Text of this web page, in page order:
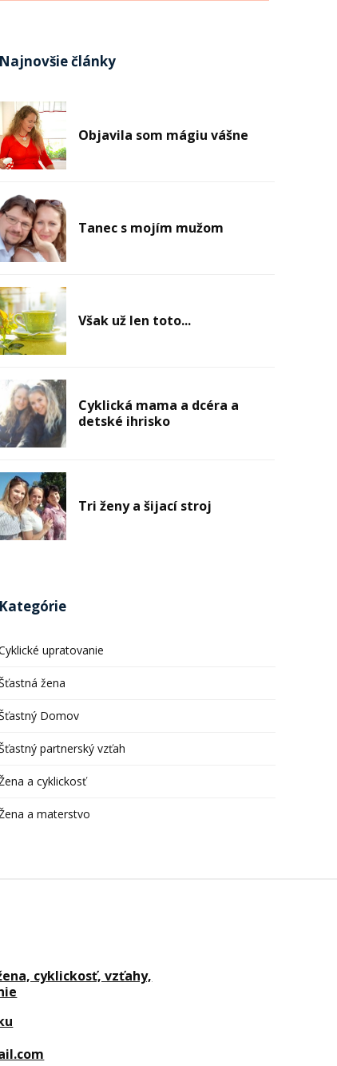
Najnovšie články
Objavila som mágiu vášne
Tanec s mojím mužom
Však už len toto...
Cyklická mama a dcéra a
detské ihrisko
Tri ženy a šijací stroj
Kategórie
upratovanie
žena
Domov
partnerský vzťah
a cyklickosť
a materstvo
žena, cyklickosť, vzťahy,